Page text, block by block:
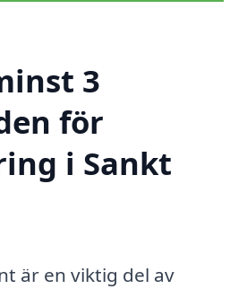
3
för
i Sankt
är en viktig del av